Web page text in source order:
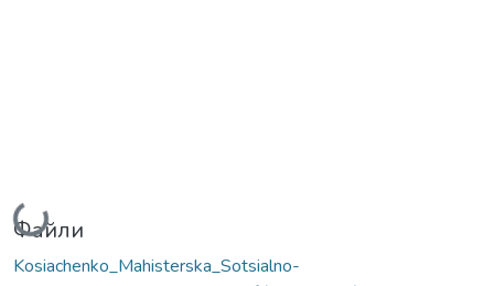
Вантажиться...
Файли
Kosiachenko_Mahisterska_Sotsialno-